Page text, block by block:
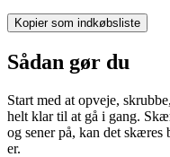
Kopier som indkøbsliste
Sådan gør du
Start med at opveje,
helt klar til at gå i gang.
og sener på, kan det skæres
er.